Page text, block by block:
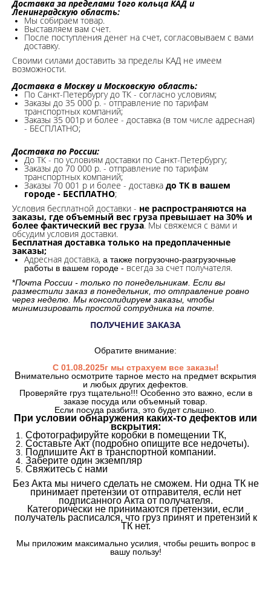
Доставка за пределами 1ого кольца КАД и
Ленинградскую область:
Мы собираем товар.
Выставляем вам счет.
После поступления денег на счет, согласовываем с вами
доставку.
Своими силами доставить за пределы КАД не имеем
возможности.​
Доставка в Москву и Московскую область:
По Санкт-Петербургу до ТК - согласно условиям;
Заказы до 35 000 р. - отправление по тарифам
транспортных компаний;
Заказы 35 001р и более - доставка (в том числе адресная)
- БЕСПЛАТНО;
Доставка по России:
До ТК - по условиям доставки по Санкт-Петербургу;
Заказы до 70 000 р. - отправление по тарифам
транспортных компаний;
Заказы 70 001 р и более - доставка до ТК в вашем
городе - БЕСПЛАТНО;
Условия бесплатной доставки - не распространяются на
заказы, где объемный вес груза превышает на 30% и
более фактический вес груза. Мы свяжемся с вами и
обсудим условия доставки.
Бесплатная доставка только на предоплаченные
заказы;
Адресная доставка, а также погрузочно-разгрузочные
работы в вашем городе - всегда за счет получателя.
*Почта России - только по понедельникам. Если вы
разместили заказ в понедельник, то отправление ровно
через неделю. Мы консолидируем заказы, чтобы
минимизировать простой сотрудника на почте.
ПОЛУЧЕНИЕ ЗАКАЗА
Обратите внимание:
С 01.08.2025г мы страхуем все заказы!
Внимательно осмотрите тарное место на предмет вскрытия
и любых других дефектов.
Проверяйте груз тщательно!!! Особенно это важно, если в
заказе посуда или объемный товар.
Если посуда разбита, это будет слышно.
При условии обнаружения каких-то дефектов или
вскрытия:
Сфотографируйте коробки в помещении ТК,
Составьте Акт (подробно опишите все недочеты).
Подпишите Акт в транспортной компании.
Заберите один экземпляр
Свяжитесь с нами
Без Акта мы ничего сделать не сможем. Ни одна ТК не
принимает претензии от отправителя, если нет
подписанного Акта от получателя.
Категорически не принимаются претензии, если
получатель расписался, что груз принят и претензий к
ТК нет.
Мы приложим максимально усилия, чтобы решить вопрос в
вашу пользу!